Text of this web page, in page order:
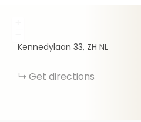
Kennedylaan 33 ZH NL
Get directions